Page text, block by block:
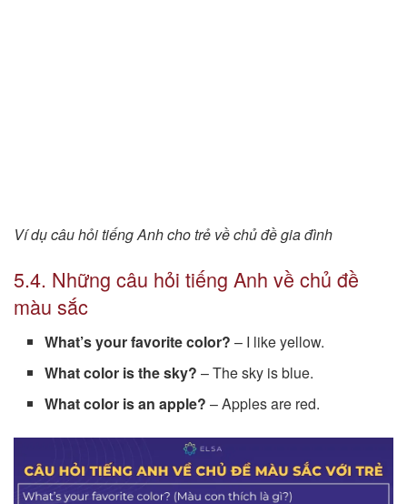
Ví dụ câu hỏi tiếng Anh cho trẻ về chủ đề gia đình
5.4. Những câu hỏi tiếng Anh về chủ đề
màu sắc
What’s your favorite color? – I like yellow.
What color is the sky? – The sky is blue.
What color is an apple? – Apples are red.